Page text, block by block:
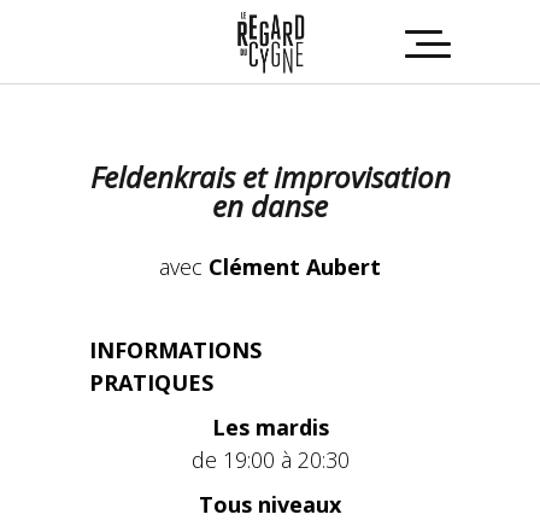
Feldenkrais et improvisation
en danse
avec Clément Aubert
INFORMATIONS
PRATIQUES
Les mardis
de 19:00 à 20:30
Tous niveaux